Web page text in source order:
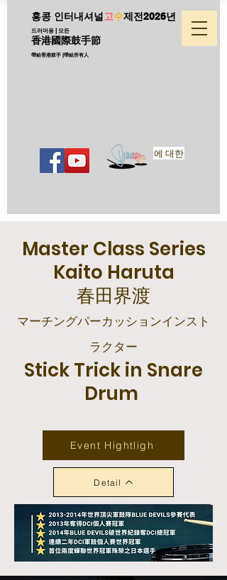
홍콩 인터내셔널 고수제전2026년
드러머용 | 모든
香港國際鼓手節
帶給香港鼓手 |帶給所有人
에 대한
Master Class Series
Kaito Haruta
​春田界渡
マーチングパーカッションインスト
ラクター
Stick Trick in Snare
Drum
Event Hightligh
Detail